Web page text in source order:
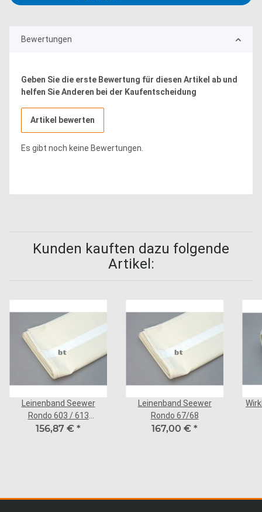
Bewertungen
Geben Sie die erste Bewertung für diesen Artikel ab und
helfen Sie Anderen bei der Kaufentscheidung
Artikel bewerten
Es gibt noch keine Bewertungen.
Kunden kauften dazu folgende
Artikel:
Leinenband Seewer
Rondo 603 / 613
Tischlänge 1,0 m
156,87 € *
Leinenband Seewer
Rondo 67/68
167,00 € *